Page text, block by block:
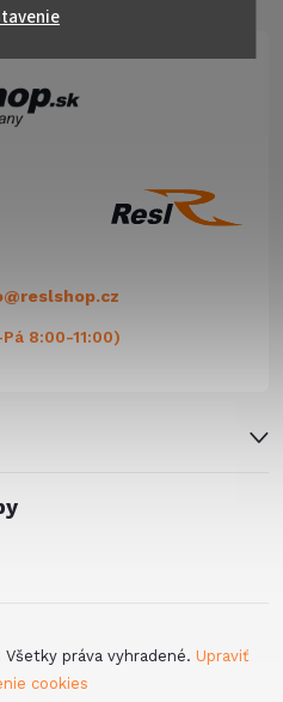
@reslshop.cz
8:00-11:00)
Všetky práva vyhradené. Upraviť
cookies